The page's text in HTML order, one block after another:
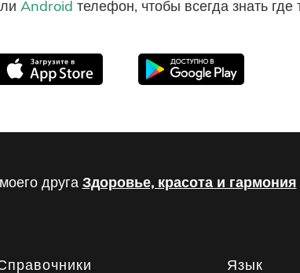
Android телефон, чтобы всегда знать
друга Здоровье, красота и гармония
Язык